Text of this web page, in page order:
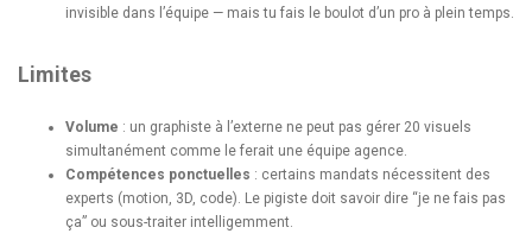
invisible dans l’équipe — mais tu fais le boulot d’un pro à plein temps.
Limites
Volume : un graphiste à l’externe ne peut pas gérer 20 visuels
simultanément comme le ferait une équipe agence.
Compétences ponctuelles : certains mandats nécessitent des
experts (motion, 3D, code). Le pigiste doit savoir dire “je ne fais pas
ça” ou sous-traiter intelligemment.